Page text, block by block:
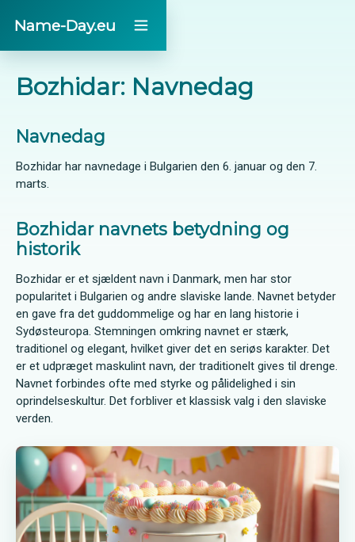
Name-Day.eu
Bozhidar: Navnedag
Navnedag
Bozhidar har navnedage i Bulgarien den 6. januar og den 7.
marts.
Bozhidar navnets betydning og
historik
Bozhidar er et sjældent navn i Danmark, men har stor
popularitet i Bulgarien og andre slaviske lande. Navnet betyder
en gave fra det guddommelige og har en lang historie i
Sydøsteuropa. Stemningen omkring navnet er stærk,
traditionel og elegant, hvilket giver det en seriøs karakter. Det
er et udpræget maskulint navn, der traditionelt gives til drenge.
Navnet forbindes ofte med styrke og pålidelighed i sin
oprindelseskultur. Det forbliver et klassisk valg i den slaviske
verden.